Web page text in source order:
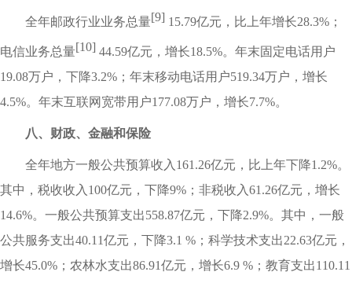
全年邮政行业业务总量[9] 15.79亿元，比上年增长28.3%；
电信业务总量[10] 44.59亿元，增长18.5%。年末固定电话用户
19.08万户，下降3.2%；年末移动电话用户519.34万户，增长
4.5%。年末互联网宽带用户177.08万户，增长7.7%。
八、财政、金融和保险
全年地方一般公共预算收入161.26亿元，比上年下降1.2%。
其中，税收收入100亿元，下降9%；非税收入61.26亿元，增长
14.6%。一般公共预算支出558.87亿元，下降2.9%。其中，一般
公共服务支出40.11亿元，下降3.1 %；科学技术支出22.63亿元，
增长45.0%；农林水支出86.91亿元，增长6.9 %；教育支出110.11